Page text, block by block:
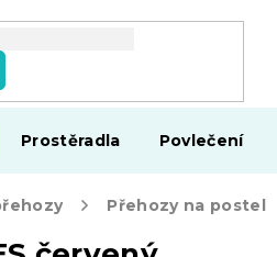
Prostěradla Povlečení
Přehozy na postel